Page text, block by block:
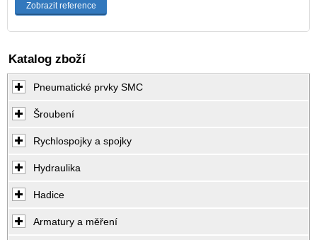
Zobrazit reference
Katalog zboží
Pneumatické prvky SMC
Šroubení
Rychlospojky a spojky
Hydraulika
Hadice
Armatury a měření